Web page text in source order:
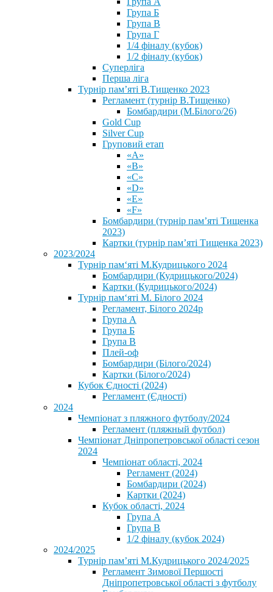
Група Б
Група В
Група Г
1/4 фіналу (кубок)
1/2 фіналу (кубок)
Суперліга
Перша ліга
Турнір пам’яті В.Тищенко 2023
Регламент (турнір В.Тищенко)
Бомбардири (М.Білого/26)
Gold Cup
Silver Cup
Груповий етап
«А»
«В»
«С»
«D»
«Е»
«F»
Бомбардири (турнір пам’яті Тищенка
2023)
Картки (турнір пам’яті Тищенка 2023)
2023/2024
⁨Турнір пам‘яті М.Кудрицького 2024
Бомбардири (Кудрицького/2024)
Картки (Кудрицького/2024)
⁨Турнір пам‘яті М. Білого 2024⁩
Регламент, Білого 2024р
Група А
Група Б
Група В
Плей-оф
Бомбардири (Білого/2024)
Картки (Білого/2024)
Кубок Єдності (2024)
Регламент (Єдності)
2024
Чемпіонат з пляжного футболу/2024
Регламент (пляжный футбол)
Чемпіонат Дніпропетровської області сезон
2024
Чемпіонат області, 2024
Регламент (2024)
Бомбардири (2024)
Картки (2024)
Кубок області, 2024
Група А
Група В
1/2 фіналу (кубок 2024)
2024/2025
Турнір пам’яті М.Кудрицького 2024/2025
Регламент Зимової Першості
Дніпропетровської області з футболу